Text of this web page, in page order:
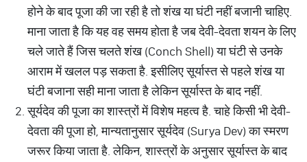
होने के बाद पूजा की जा रही है तो शंख या घंटी नहीं बजानी चाहिए.
माना जाता है कि यह वह समय होता है जब देवी-देवता शयन के लिए
चले जाते हैं जिस चलते शंख (Conch Shell) या घंटी से उनके
आराम में खलल पड़ सकता है. इसीलिए सूर्यास्त से पहले शंख या
घंटी बजाना सही माना जाता है लेकिन सूर्यास्त के बाद नहीं.
सूर्यदेव की पूजा का शास्त्रों में विशेष महत्व है. चाहे किसी भी देवी-
देवता की पूजा हो, मान्यतानुसार सूर्यदेव (Surya Dev) का स्मरण
जरूर किया जाता है. लेकिन, शास्त्रों के अनुसार सूर्यास्त के बाद